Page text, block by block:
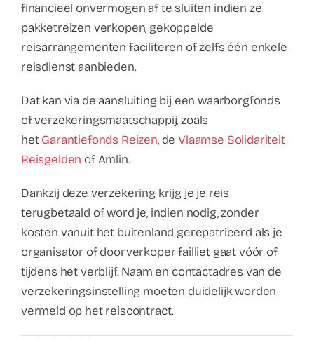
Nederlands
financieel onvermogen af te sluiten indien ze
pakketreizen verkopen, gekoppelde
reisarrangementen faciliteren of zelfs één enkele
reisdienst aanbieden.
Dat kan via de aansluiting bij een waarborgfonds
of verzekeringsmaatschappij, zoals
hetGarantiefonds Reizen, deVlaamse Solidariteit
Reisgelden of Amlin.
Dankzij deze verzekering krijg je je reis
terugbetaald of word je, indien nodig, zonder
kosten vanuit het buitenland gerepatrieerd als je
organisator of doorverkoper failliet gaat vóór of
tijdens het verblijf. Naam en contactadres van de
verzekeringsinstelling moeten duidelijk worden
vermeld op het reiscontract.